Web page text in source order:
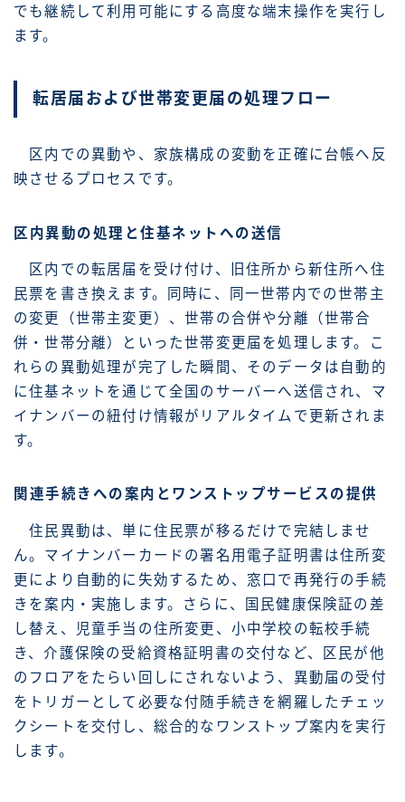
でも継続して利用可能にする高度な端末操作を実行し
ます。
転居届および世帯変更届の処理フロー
区内での異動や、家族構成の変動を正確に台帳へ反
映させるプロセスです。
区内異動の処理と住基ネットへの送信
区内での転居届を受け付け、旧住所から新住所へ住
民票を書き換えます。同時に、同一世帯内での世帯主
の変更（世帯主変更）、世帯の合併や分離（世帯合
併・世帯分離）といった世帯変更届を処理します。こ
れらの異動処理が完了した瞬間、そのデータは自動的
に住基ネットを通じて全国のサーバーへ送信され、マ
イナンバーの紐付け情報がリアルタイムで更新されま
す。
関連手続きへの案内とワンストップサービスの提供
住民異動は、単に住民票が移るだけで完結しませ
ん。マイナンバーカードの署名用電子証明書は住所変
更により自動的に失効するため、窓口で再発行の手続
きを案内・実施します。さらに、国民健康保険証の差
し替え、児童手当の住所変更、小中学校の転校手続
き、介護保険の受給資格証明書の交付など、区民が他
のフロアをたらい回しにされないよう、異動届の受付
をトリガーとして必要な付随手続きを網羅したチェッ
クシートを交付し、総合的なワンストップ案内を実行
します。